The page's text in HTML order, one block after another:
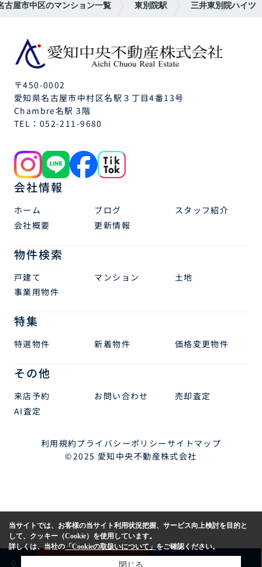
古屋市中区のマンション一覧 東別院駅 三井東別院ハイツ
〒450-0002
愛知県名古屋市中村区名駅３丁目4番13号
Chambre名駅 3階
TEL： 052-211-9680
会社情報
ホーム ブログ
スタッフ紹介
会社概要
更新情報
物件検索
戸建て マンション
土地
事業用物件
特集
特選物件 新着物件 価格変更物件
その他
来店予約 お問い合わせ
売却査定
AI査定
利用規約プライバシーポリシーサイトマップ
©2025 愛知中央不動産株式会社
当サイトでは、お客様の当サイト利用状況把握、サービス向上検討を目的と
して、クッキー（Cookie）を使用しています。
詳しくは、当社の 「Cookieの取扱いについて」 をご確認ください。
閉じる